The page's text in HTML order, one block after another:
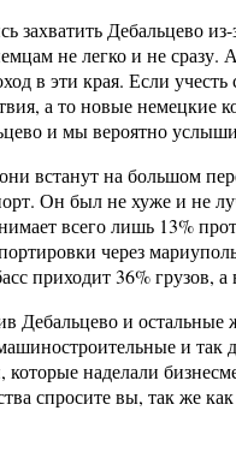
захватить Дебальцево
не легко и не
в эти края. Если
а то новые немецкие
и мы вероятно
встанут на большом
Он был не хуже и не
всего лишь 13%
через
приходит 36%
Дебальцево и
и так
которые наделали
спросите вы, так же